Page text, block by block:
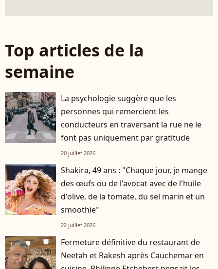
Top articles de la
semaine
La psychologie suggère que les
personnes qui remercient les
conducteurs en traversant la rue ne le
font pas uniquement par gratitude
20 juillet 2026
Shakira, 49 ans : "Chaque jour, je mange
des œufs ou de l'avocat avec de l'huile
d'olive, de la tomate, du sel marin et un
smoothie"
22 juillet 2026
Fermeture définitive du restaurant de
Neetah et Rakesh après Cauchemar en